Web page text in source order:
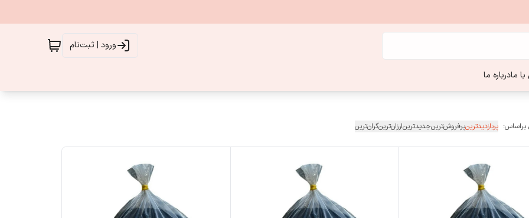
ورود | ثبت‌نام
مادرباره ما
پربازدیدترینپرفروش‌ترینجدیدترینارزان‌ترینگران‌ترین